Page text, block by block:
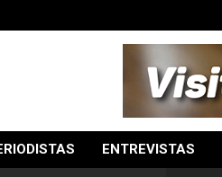
ENTREVISTAS